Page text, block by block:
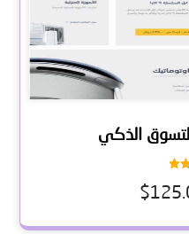
الذكي
5.00
5
$